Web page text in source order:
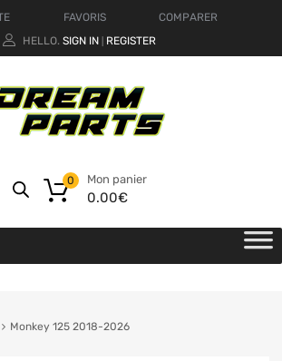
FAVORIS
COMPARER
HELLO. SIGN IN REGISTER
Mon panier
0.00€
0
Monkey 125 2018-2026